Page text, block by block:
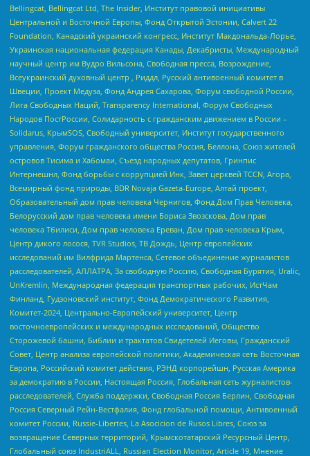
Bellingcat, Bellingcat Ltd, The Insider, Институт правовой инициативы
Центральной и Восточной Европы, Фонд Открытой Эстонии, Calvert 22
Foundation, Канадский украинский конгресс, Институт Макдональда-Лорье,
Украинская национальная федерация Канады, Декабристы, Международный
научный центр им Вудро Вильсона, Свободная пресса, Возрождение,
Всеукраинский духовный центр , Риддл, Русский антивоенный комитет в
Швеции, Проект Медуза, Фонд Андрея Сахарова, Форум свободной России,
Лига Свободных Наций, Transparеncy International, Форум Свободных
Народов ПостРоссии, Солидарность с гражданским движением в России –
Solidarus, КрымSOS, Свободный университет, Институт государственного
управления, Форум гражданского общества Россия, Беллона, Союз жителей
островов Тисима и Хабомаи, Съезд народных депутатов, Гринпис
Интернешнл, Фонд борьбы с коррупцией Инк, Завет церквей TCCN, Агора,
Всемирный фонд природы, BDR Novaja Gazeta-Europe, Алтай проект,
Образовательный дом прав человека Чернигов, Фонд Дом Прав Человека,
Белорусский дом прав человека имени Бориса Звозскова, Дом прав
человека Тбилиси, Дом прав человека Ереван, Дом прав человека Крым,
Центр дикого лосося, TVR Studios, ТВ Дождь, Центр европейских
исследований им Вилфрида Мартенса, Сетевое объединение журналистов
расследователей, АЛЛАТРА, За свободную Россию, Свободная Бурятия, Uralic,
UnKremlin, Международная федерация транспортных рабочих, ИстЧам
Финланд, Гудзоновский институт, Фонд Демократического Развития,
Комитет-2024, Центрально-Европейский университет, Центр
восточноевропейских и международных исследований, Общество
Сторожевой башни, Библии и трактатов Свидетелей Иеговы, Гражданский
Совет, Центр анализа европейской политики, Академическая сеть Восточная
Европа, Российский комитет действия, РЭНД корпорейшн, Русская Америка
за демократию в России, Настоящая Россия, Глобальная сеть журналистов-
расследователей, Служба поддержки, Свободная Россия Берлин, Свободная
Россия Северный Рейн-Вестфалия, Фонд глобальной помощи, Антивоенный
комитет России, Russie-Libertes, La Asocicion de Rusos Libres, Союз за
возвращение Северных территорий, Крымскотатарский Ресурсный Центр,
Глобальный союз IndustriALL, Russian Election Monitor, Article 19, Мнение